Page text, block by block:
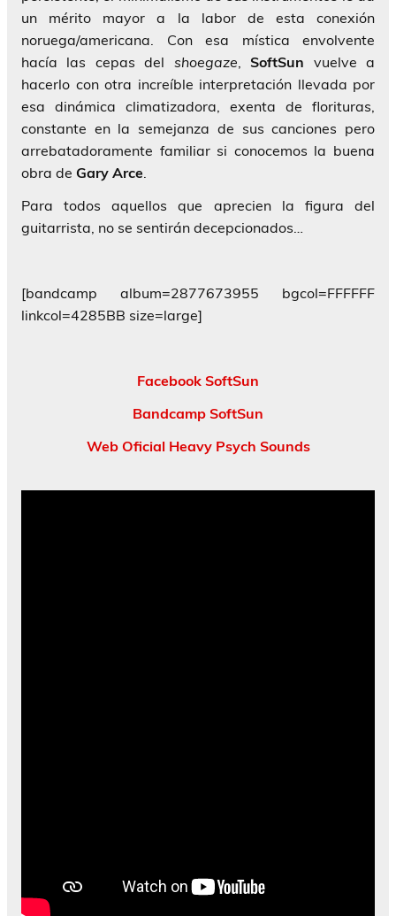
un mérito mayor a la labor de esta conexión
noruega/americana. Con esa mística envolvente
hacía las cepas del shoegaze,SoftSun vuelve a
hacerlo con otra increíble interpretación llevada por
esa dinámica climatizadora, exenta de florituras,
constante en la semejanza de sus canciones pero
arrebatadoramente familiar si conocemos la buena
obra de Gary Arce.
Para todos aquellos que aprecien la figura del
guitarrista, no se sentirán decepcionados…
[bandcamp album=2877673955 bgcol=FFFFFF
linkcol=4285BB size=large]
Facebook SoftSun
Bandcamp SoftSun
Web Oficial Heavy Psych Sounds